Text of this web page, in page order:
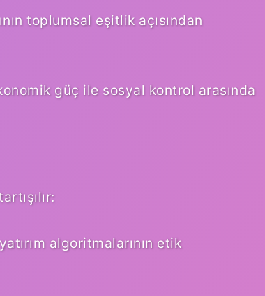
toplumsal eşitlik açısından
güç ile sosyal kontrol arasında
algoritmalarının etik